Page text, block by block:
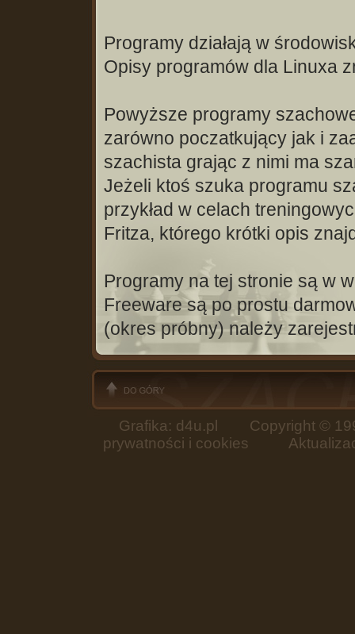
Programy działają w
Opisy programów dla Linuxa
Powyższe programy
zarówno poczatkujący jak i
szachista grając z nimi ma
Jeżeli ktoś szuka programu
przykład w celach
Fritza, którego krótki opis
Programy na tej stronie są w
Freeware są po prostu
(okres próbny) należy
Grafika: d4u.pl
Copyright ©
prywatności i cookies